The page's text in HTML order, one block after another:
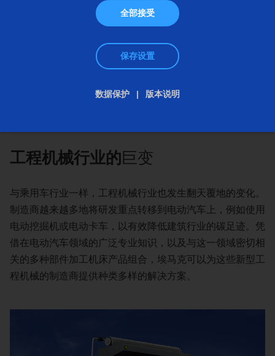
工程机械行业的巨变
与乘用车行业一样，工程机械行业也发生翻天覆地的变化。
制造商越来越多地将研发重点转移到电动汽车上，例如使用
电动挖掘机或电动卡车，以有效降低建筑行业的碳足迹。凭
借在电动汽车领域的广泛专业知识，以及与这一领域密切相
关的多种部件加工机床产品组合，埃马克可以为这些新型工
程机械的制造商提供种类多样的解决方案。
全部接受
保存设置
数据保护 版本说明